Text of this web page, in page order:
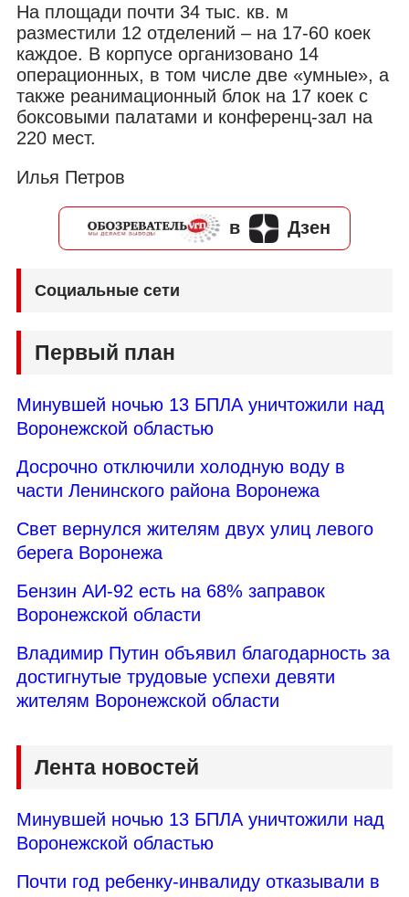
На площади почти 34 тыс. кв. м
разместили 12 отделений – на 17-60 коек
каждое. В корпусе организовано 14
операционных, в том числе две «умные», а
также реанимационный блок на 17 коек с
боксовыми палатами и конференц-зал на
220 мест.
Илья Петров
в Дзен
Социальные сети
Первый план
Минувшей ночью 13 БПЛА уничтожили над
Воронежской областью
Досрочно отключили холодную воду в
части Ленинского района Воронежа
Свет вернулся жителям двух улиц левого
берега Воронежа
Бензин АИ-92 есть на 68% заправок
Воронежской области
Владимир Путин объявил благодарность за
достигнутые трудовые успехи девяти
жителям Воронежской области
Лента новостей
Минувшей ночью 13 БПЛА уничтожили над
Воронежской областью
Почти год ребенку-инвалиду отказывали в